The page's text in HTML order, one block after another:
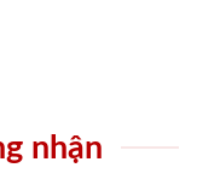
nhận